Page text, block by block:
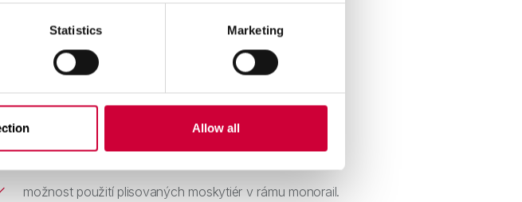
Statistics Marketing
Allow all
možnost montáže výplně z vnější strany,
možnost spojení skel bez příček,
řešení lineárního odvodnění,
možnost použití plisovaných moskytiér v rámu monorail.